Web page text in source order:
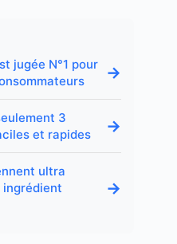
jugée N°1 pour
→
3
et rapides
→
ultra
ingrédient
→